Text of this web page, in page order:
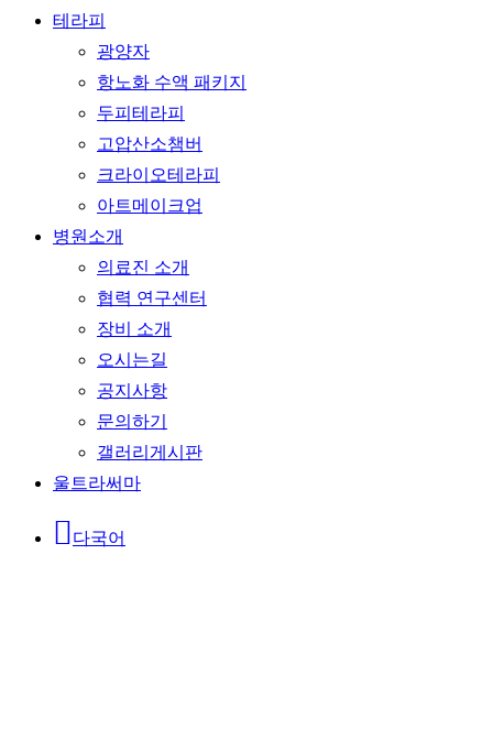
테라피
광양자
항노화 수액 패키지
두피테라피
고압산소챔버
크라이오테라피
아트메이크업
병원소개
의료진 소개
협력 연구센터
장비 소개
오시는길
공지사항
문의하기
갤러리게시판
울트라써마
다국어